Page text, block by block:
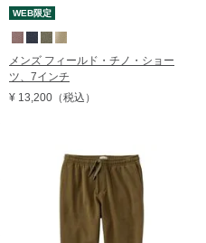
WEB限定
メンズ フィールド・チノ・ショー
ツ、7インチ
¥ 13,200 （税込）